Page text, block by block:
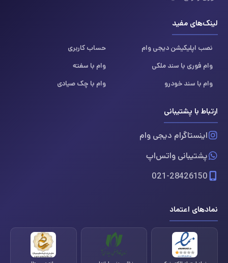
لینک‌های مفید
نصب اپلیکیشن دیجی وام
حساب کاربری
وام فوری با سند ملکی
وام با سفته
وام با سند خودرو
وام با چک صیادی
ارتباط با پشتیبانی
اینستاگرام دیجی وام
پشتیبانی واتس‌اپ
021-28426150
نمادهای اعتماد